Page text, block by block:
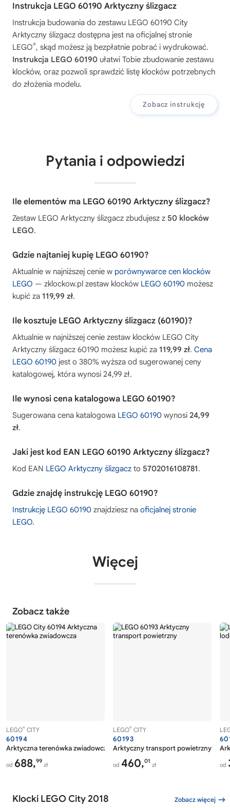
Instrukcja LEGO 60190 Arktyczny ślizgacz
Instrukcja budowania do zestawu LEGO 60190 City
Arktyczny ślizgacz dostępna jest na oficjalnej stronie
LEGO®, skąd możesz ją bezpłatnie pobrać i wydrukować.
Instrukcja LEGO 60190 ułatwi Tobie zbudowanie zestawu
klocków, oraz pozwoli sprawdzić listę klocków potrzebnych
do złożenia modelu.
Zobacz instrukcję
Pytania i odpowiedzi
Ile elementów ma LEGO 60190 Arktyczny ślizgacz?
Zestaw LEGO Arktyczny ślizgacz zbudujesz z 50 klocków
LEGO.
Gdzie najtaniej kupię LEGO 60190?
Aktualnie w najniższej cenie w porównywarce cen klocków
LEGO — zklockow.pl zestaw klocków LEGO 60190 możesz
kupić za 119,99 zł.
Ile kosztuje LEGO Arktyczny ślizgacz (60190)?
Aktualnie w najniższej cenie zestaw klocków LEGO City
Arktyczny ślizgacz 60190 możesz kupić za 119,99 zł. Cena
LEGO 60190 jest o 380% wyższa od sugerowanej ceny
katalogowej, która wynosi 24,99 zł.
Ile wynosi cena katalogowa LEGO 60190?
Sugerowana cena katalogowa LEGO 60190 wynosi 24,99
zł.
Jaki jest kod EAN LEGO 60190 Arktyczny ślizgacz?
Kod EAN LEGO Arktyczny ślizgacz to 5702016108781.
Gdzie znajdę instrukcję LEGO 60190?
Instrukcję LEGO 60190 znajdziesz na oficjalnej stronie
LEGO.
Więcej
Zobacz także
LEGO® CITY
60194
Arktyczna terenówka zwiadowcza
od 688,99
zł
LEGO® CITY
60193
Arktyczny transport powietrzny
od 460,01
zł od
Klocki LEGO City 2018 Zobacz więcej